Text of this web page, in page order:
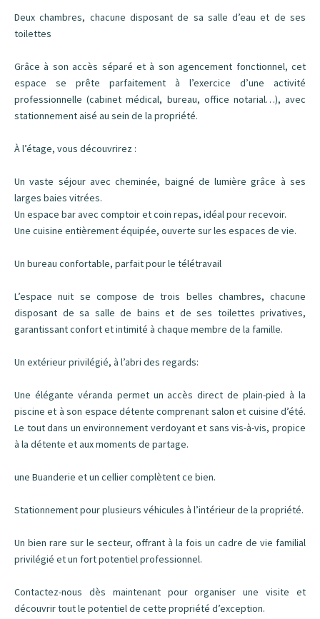
Deux chambres, chacune disposant de sa salle d’eau et de ses
toilettes
Grâce à son accès séparé et à son agencement fonctionnel, cet
espace se prête parfaitement à l’exercice d’une activité
professionnelle (cabinet médical, bureau, office notarial…), avec
stationnement aisé au sein de la propriété.
À l’étage, vous découvrirez :
Un vaste séjour avec cheminée, baigné de lumière grâce à ses
larges baies vitrées.
Un espace bar avec comptoir et coin repas, idéal pour recevoir.
Une cuisine entièrement équipée, ouverte sur les espaces de vie.
Un bureau confortable, parfait pour le télétravail
L’espace nuit se compose de trois belles chambres, chacune
disposant de sa salle de bains et de ses toilettes privatives,
garantissant confort et intimité à chaque membre de la famille.
Un extérieur privilégié, à l’abri des regards:
Une élégante véranda permet un accès direct de plain-pied à la
piscine et à son espace détente comprenant salon et cuisine d’été.
Le tout dans un environnement verdoyant et sans vis-à-vis, propice
à la détente et aux moments de partage.
une Buanderie et un cellier complètent ce bien.
Stationnement pour plusieurs véhicules à l’intérieur de la propriété.
Un bien rare sur le secteur, offrant à la fois un cadre de vie familial
privilégié et un fort potentiel professionnel.
Contactez-nous dès maintenant pour organiser une visite et
découvrir tout le potentiel de cette propriété d’exception.